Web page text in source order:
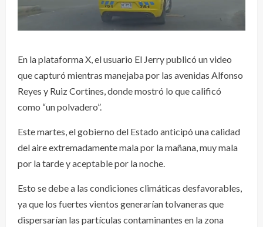
En la plataforma X, el usuario El Jerry publicó un video
que capturó mientras manejaba por las avenidas Alfonso
Reyes y Ruiz Cortines, donde mostró lo que calificó
como “un polvadero”.
Este martes, el gobierno del Estado anticipó una calidad
del aire extremadamente mala por la mañana, muy mala
por la tarde y aceptable por la noche.
Esto se debe a las condiciones climáticas desfavorables,
ya que los fuertes vientos generarían tolvaneras que
dispersarían las partículas contaminantes en la zona